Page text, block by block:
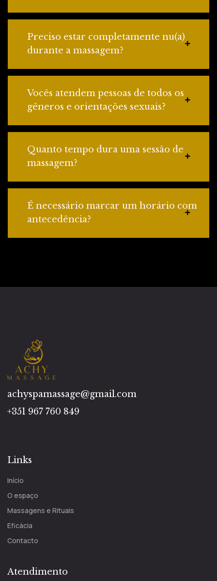
Preciso estar completamente nu(a)
durante a massagem?
Vocês atendem pessoas de todos os
gêneros e orientações sexuais?
Quanto tempo dura uma sessão de
massagem?
É necessário marcar um horário com
antecedência?
achyspamassage@gmail.com
+351 967 760 849
Links
Início
O espaço
Massagens e Rituais
Eficácia
Contacto
Atendimento